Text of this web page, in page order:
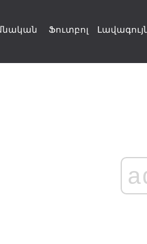
Ֆուտբոլ